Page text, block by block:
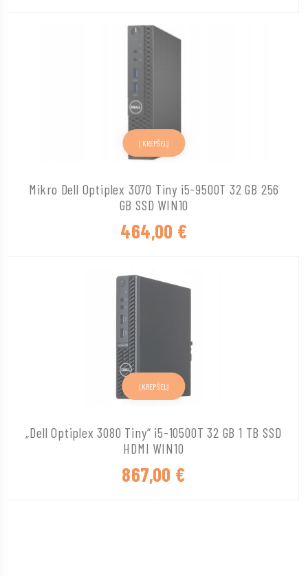
Mikro Dell Optiplex 3070 Tiny i5-9500T 32 GB 256
GB SSD WIN10
464,00 €
Į KREPŠELĮ
„Dell Optiplex 3080 Tiny“ i5-10500T 32 GB 1 TB SSD
HDMI WIN10
867,00 €
Į KREPŠELĮ